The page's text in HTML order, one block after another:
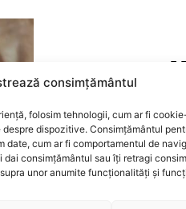
consimțământul
folosim tehnologii, cum ar fi
dispozitive. Consimțământul
date, cum ar fi comportamentul de
consimțământul sau îți retragi
unor anumite funcționalități și
All
Comanzi din
Termini tot
Apă
Oferta nu se